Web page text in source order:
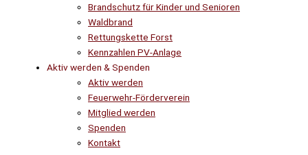
Brandschutz für Kinder und Senioren
Waldbrand
Rettungskette Forst
Kennzahlen PV-Anlage
Aktiv werden & Spenden
Aktiv werden
Feuerwehr-Förderverein
Mitglied werden
Spenden
Kontakt